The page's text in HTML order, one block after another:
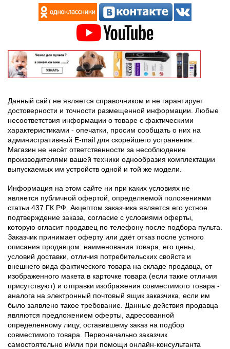
Данный сайт не является справочником и не гарантирует
достоверности и точности размещенной информации. Любые
несоответствия информации о товаре с фактическими
характеристиками - опечатки, просим сообщать о них на
административный E-mail для скорейшего устранения.
Магазин не несёт ответственности за несоблюдение
производителями вашей техники однообразия комплектации
выпускаемых им устройств одной и той же модели.
Информация на этом сайте ни при каких условиях не
является публичной офертой, определяемой положениями
статьи 437 ГК РФ. Акцептом заказчика является его устное
подтверждение заказа, согласие с условиями оферты,
которую огласит продавец по телефону после подбора пульта.
Заказчик принимает оферту или даёт отказ после устного
описания продавцом: наименования товара, его цены,
условий доставки, отличия потребительских свойств и
внешнего вида фактического товара на складе продавца, от
изображенного макета в карточке товара (если такие отличия
присутствуют) и отправки изображения совместимого товара -
аналога на электронный почтовый ящик заказчика, если им
было заявлено такое требование. Данные действия продавца
являются предложением оферты, адресованной
определенному лицу, оставившему заказ на подбор
совместимого товара. Первоначально заказчик
самостоятельно и/или при помощи онлайн-консультанта